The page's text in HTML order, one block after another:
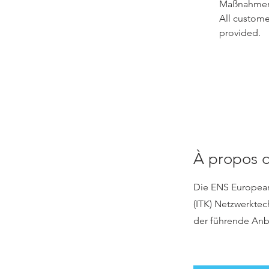
All
provided.
À propos
Die ENS
(ITK)
der führende